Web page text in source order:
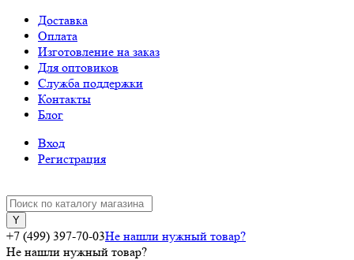
Доставка
Оплата
Изготовление на заказ
Для оптовиков
Служба поддержки
Контакты
Блог
Вход
Регистрация
+7 (499) 397-70-03Не нашли нужный товар?
Не нашли нужный товар?